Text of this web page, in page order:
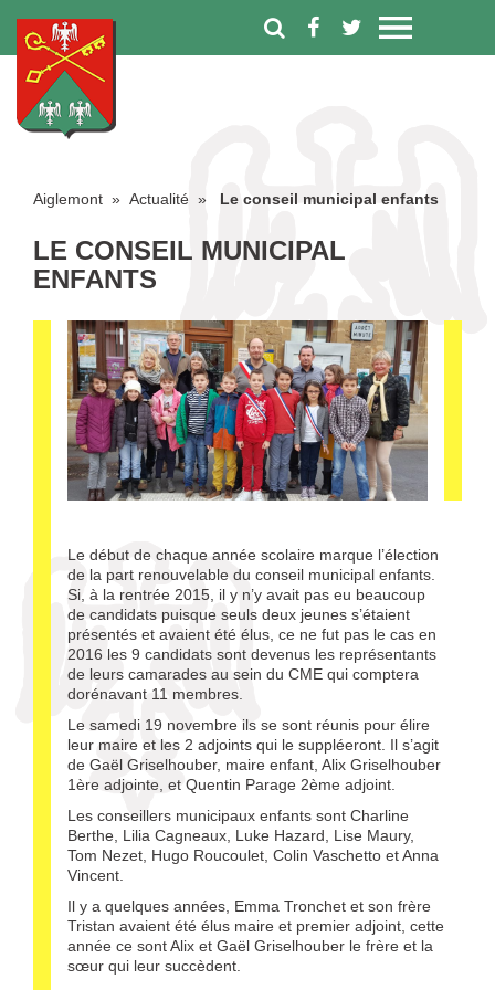
Aiglemont » Actualité » Le conseil municipal enfants
LE CONSEIL MUNICIPAL
ENFANTS
Le début de chaque année scolaire marque l’élection
de la part renouvelable du conseil municipal enfants.
Si, à la rentrée 2015, il y n’y avait pas eu beaucoup
de candidats puisque seuls deux jeunes s’étaient
présentés et avaient été élus, ce ne fut pas le cas en
2016 les 9 candidats sont devenus les représentants
de leurs camarades au sein du CME qui comptera
dorénavant 11 membres.
Le samedi 19 novembre ils se sont réunis pour élire
leur maire et les 2 adjoints qui le suppléeront. Il s’agit
de Gaël Griselhouber, maire enfant, Alix Griselhouber
1ère adjointe, et Quentin Parage 2ème adjoint.
Les conseillers municipaux enfants sont Charline
Berthe, Lilia Cagneaux, Luke Hazard, Lise Maury,
Tom Nezet, Hugo Roucoulet, Colin Vaschetto et Anna
Vincent.
Il y a quelques années, Emma Tronchet et son frère
Tristan avaient été élus maire et premier adjoint, cette
année ce sont Alix et Gaël Griselhouber le frère et la
sœur qui leur succèdent.